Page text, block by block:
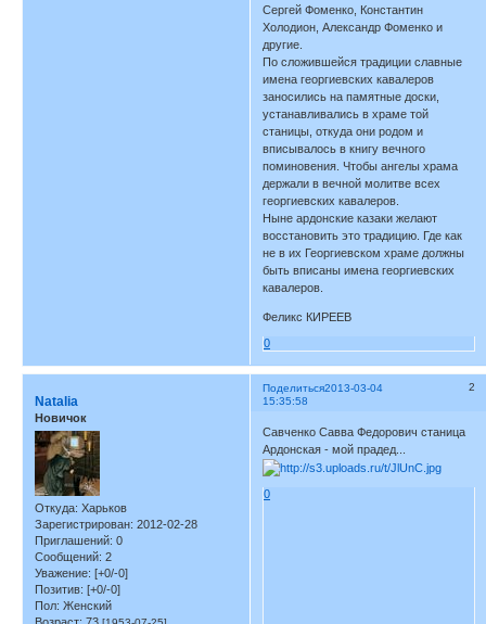
Сергей Фоменко, Константин
Холодион, Александр Фоменко и
другие.
По сложившейся традиции славные
имена георгиевских кавалеров
заносились на памятные доски,
устанавливались в храме той
станицы, откуда они родом и
вписывалось в книгу вечного
поминовения. Чтобы ангелы храма
держали в вечной молитве всех
георгиевских кавалеров.
Ныне ардонские казаки желают
восстановить это традицию. Где как
не в их Георгиевском храме должны
быть вписаны имена георгиевских
кавалеров.
Феликс КИРЕЕВ
0
Поделиться 2
2013-03-04
15:35:58
Natalia
Новичок
Откуда: Харьков
Зарегистрирован: 2012-02-28
Приглашений: 0
Сообщений: 2
Уважение: [+0/-0]
Позитив: [+0/-0]
Пол: Женский
Савченко Савва Федорович станица
Ардонская - мой прадед...
0